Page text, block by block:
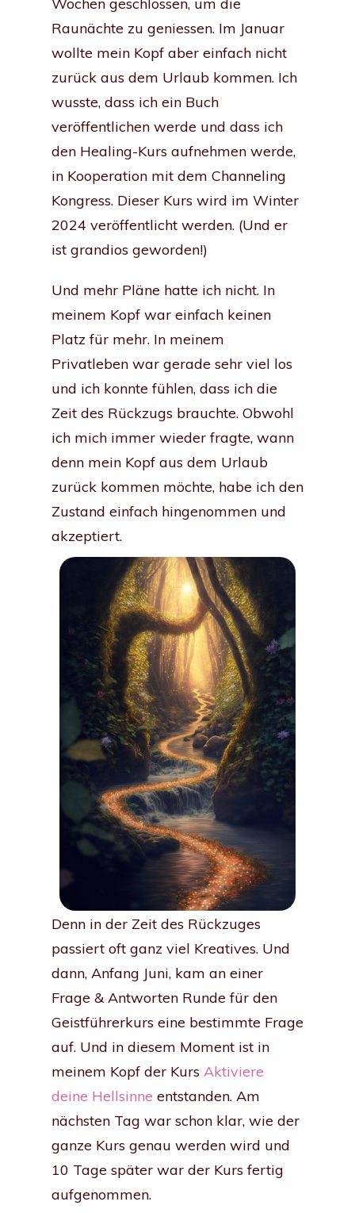
Raunächte zu geniessen. Im Januar
wollte mein Kopf aber einfach nicht
zurück aus dem Urlaub kommen. Ich
wusste, dass ich ein Buch
veröffentlichen werde und dass ich
den Healing-Kurs aufnehmen werde,
in Kooperation mit dem Channeling
Kongress. Dieser Kurs wird im Winter
2024 veröffentlicht werden. (Und er
ist grandios geworden!)
Und mehr Pläne hatte ich nicht. In
meinem Kopf war einfach keinen
Platz für mehr. In meinem
Privatleben war gerade sehr viel los
und ich konnte fühlen, dass ich die
Zeit des Rückzugs brauchte. Obwohl
ich mich immer wieder fragte, wann
denn mein Kopf aus dem Urlaub
zurück kommen möchte, habe ich den
Zustand einfach hingenommen und
akzeptiert.
Denn in der Zeit des Rückzuges
passiert oft ganz viel Kreatives. Und
dann, Anfang Juni, kam an einer
Frage & Antworten Runde für den
Geistführerkurs eine bestimmte Frage
auf. Und in diesem Moment ist in
meinem Kopf der Kurs Aktiviere
deine Hellsinne entstanden. Am
nächsten Tag war schon klar, wie der
ganze Kurs genau werden wird und
10 Tage später war der Kurs fertig
aufgenommen.